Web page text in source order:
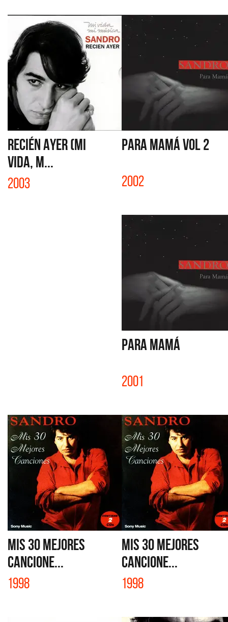
RECIÉN AYER (MI
VIDA, M...
2003
PARA MAMÁ VOL 2
2002
PARA MAMÁ
2001
MIS 30 MEJORES
CANCIONE...
1998
MIS 30 MEJORES
CANCIONE...
1998